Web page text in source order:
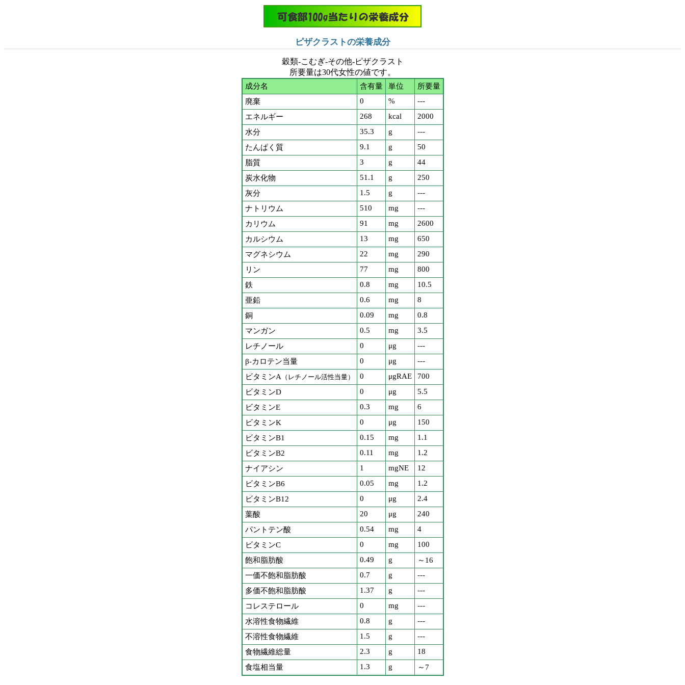
ピザクラストの栄養成分
穀類-こむぎ-その他-ピザクラスト
所要量は30代女性の値です。
成分名 含有量 単位
所要量
廃棄
0 %
---
エネルギー
268 kcal
2000
水分
35.3 g
---
たんぱく質
9.1 g
50
脂質
3 g
44
炭水化物
51.1 g
250
灰分
1.5 g
---
ナトリウム
510 mg
---
カリウム
91 mg
2600
カルシウム
13 mg
650
マグネシウム
22 mg
290
リン
77 mg
800
鉄
0.8 mg
10.5
亜鉛
0.6 mg
8
銅
0.09 mg
0.8
マンガン
0.5 mg
3.5
レチノール
0 μg
---
β-カロテン当量
0 μg
---
ビタミンA（レチノール活性当量） 0 μgRAE
700
ビタミンD
0 μg
5.5
ビタミンE
0.3 mg
6
ビタミンK
0 μg
150
ビタミンB1
0.15 mg
1.1
ビタミンB2
0.11 mg
1.2
ナイアシン
1 mgNE
12
ビタミンB6
0.05 mg
1.2
ビタミンB12
0 μg
2.4
葉酸
20 μg
240
パントテン酸
0.54 mg
4
ビタミンC
0 mg
100
飽和脂肪酸
0.49 g
～16
一価不飽和脂肪酸
0.7 g
---
多価不飽和脂肪酸
1.37 g
---
コレステロール
0 mg
---
水溶性食物繊維
0.8 g
---
不溶性食物繊維
1.5 g
---
食物繊維総量
2.3 g
18
食塩相当量
1.3 g ～7